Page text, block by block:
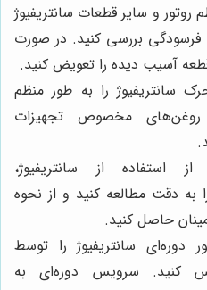
روتور و سایر قطعات سانتریفیوژ
فرسودگی بررسی کنید. در صورت
آسیب دیده را تعویض کنید.
سانتریفیوژ را به طور منظم
روغن‌های مخصوص تجهیزات
استفاده از سانتریفیوژ،
به دقت مطالعه کنید و از نحوه
حاصل کنید.
دوره‌ای سانتریفیوژ را توسط
کنید. سرویس دوره‌ای به